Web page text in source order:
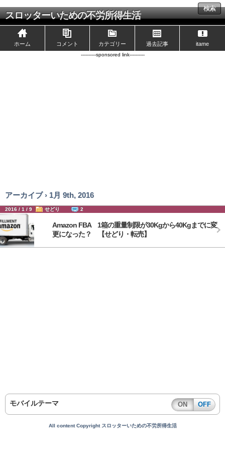
スロッターいための不労所得生活
検索
ホーム コメント カテゴリー 過去記事 itame
----------sponsored link----------
アーカイブ › 1月 9th, 2016
2016 / 1 / 9 せどり 2
Amazon FBA 1箱の重量制限が30Kgから40Kgまでに変
更になった？ 【せどり・転売】
モバイルテーマ ON OFF
All content Copyright スロッターいための不労所得生活